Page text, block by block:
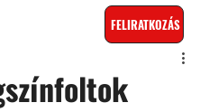
FELIRATKOZÁS